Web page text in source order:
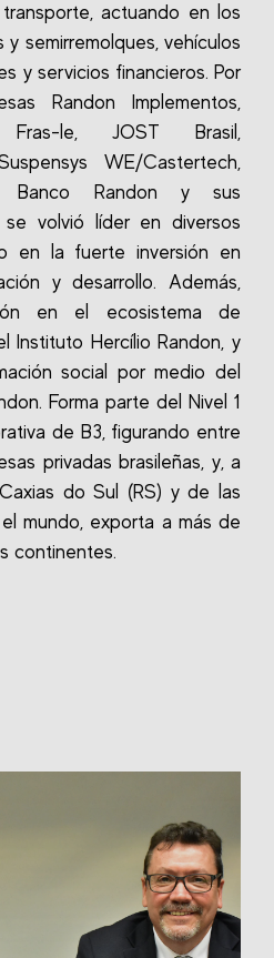
actuando en los
semirremolques, vehículos
y servicios financieros. Por
Randon Implementos,
Fras-le, JOST Brasil,
WE/Castertech,
Banco Randon y sus
volvió líder en diversos
en la fuerte inversión en
y desarrollo.
Además,
en el ecosistema de
Instituto Hercílio Randon, y
social por medio del
Forma parte del Nivel 1
de B3, figurando entre
privadas brasileñas, y, a
do Sul (RS) y de las
mundo, exporta a más de
continentes.